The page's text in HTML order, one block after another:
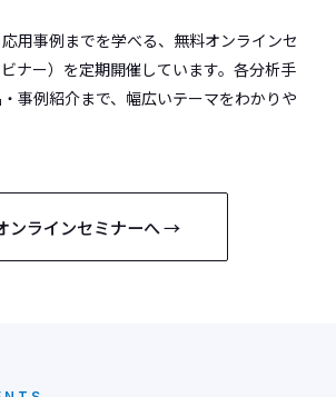
用事例までを学べる、無料オンラインセ
ナー）を定期開催しています。各分析手
事例紹介まで、幅広いテーマをわかりや
ンラインセミナーへ →